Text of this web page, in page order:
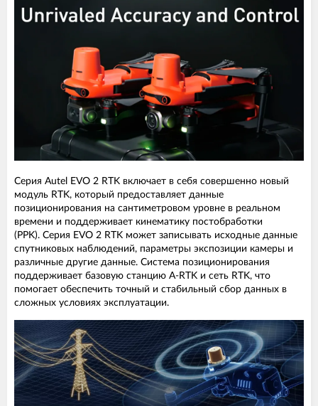
Серия Autel EVO 2 RTK включает в себя совершенно новый
модуль RTK, который предоставляет данные
позиционирования на сантиметровом уровне в реальном
времени и поддерживает кинематику постобработки
(PPK). Серия EVO 2 RTK может записывать исходные данные
спутниковых наблюдений, параметры экспозиции камеры и
различные другие данные. Система позиционирования
поддерживает базовую станцию A-RTK и сеть RTK, что
помогает обеспечить точный и стабильный сбор данных в
сложных условиях эксплуатации.